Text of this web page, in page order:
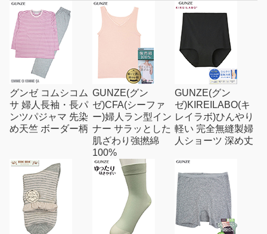
グンゼ コムシコム
サ 婦人長袖・長パ
ンツパジャマ 先染
め天竺 ボーダー柄
GUNZE(グン
ゼ)CFA(シーファ
ー)婦人ラン型イン
ナー サラッとした
肌ざわり強撚綿
100%
GUNZE(グン
ゼ)KIREILABO(キ
レイラボ)ひんやり
軽い 完全無縫製婦
人ショーツ 深め丈